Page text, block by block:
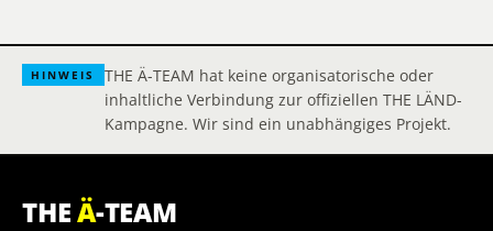
HINWEIS
THE Ä-TEAM hat keine organisatorische oder
inhaltliche Verbindung zur offiziellen THE LÄND-
Kampagne. Wir sind ein unabhängiges Projekt.
THEÄ-TEAM